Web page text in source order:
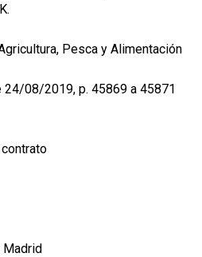
Pesca y Alimentación
24/08/2019, p. 45869 a 45871
Madrid